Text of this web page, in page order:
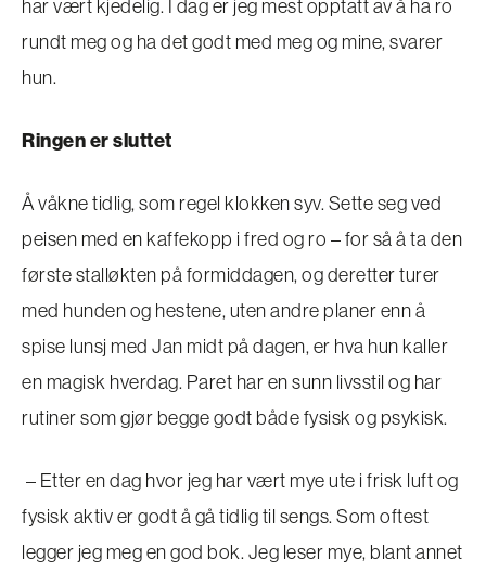
har vært kjedelig. I dag er jeg mest opptatt av å ha ro
rundt meg og ha det godt med meg og mine, svarer
hun.
Ringen er sluttet
Å våkne tidlig, som regel klokken syv. Sette seg ved
peisen med en kaffekopp i fred og ro – for så å ta den
første stalløkten på formiddagen, og deretter turer
med hunden og hestene, uten andre planer enn å
spise lunsj med Jan midt på dagen, er hva hun kaller
en magisk hverdag. Paret har en sunn livsstil og har
rutiner som gjør begge godt både fysisk og psykisk.
– Etter en dag hvor jeg har vært mye ute i frisk luft og
fysisk aktiv er godt å gå tidlig til sengs. Som oftest
legger jeg meg en god bok. Jeg leser mye, blant annet